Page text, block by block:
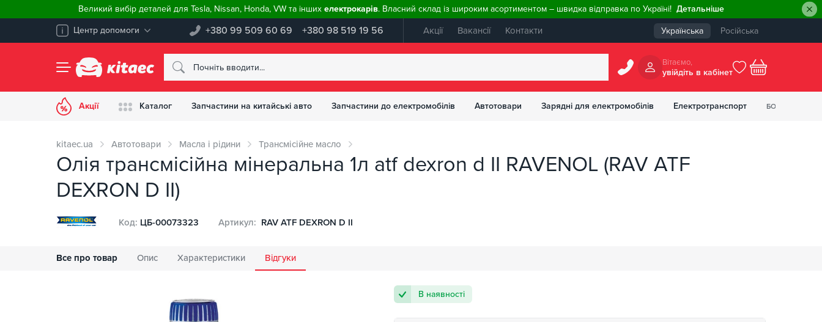
Великий вибір деталей для Tesla, Nissan, Honda, VW та інших електрокарів. Власний склад із широким асортиментом – швидка відправка по Україні! Детальніше
Центр допомоги +380 99 509 60 69 +380 98 519 19 56 Акції Вакансії Контакти Українська Російська
Вiтаємо,
увiйдiть в кабiнет
БОНУСІВ
Акції Каталог Запчастини на китайські авто Запчастини до електромобілів Автотовари Зарядні для електромобілів Електротранспорт
kitaec.ua Автотовари Масла і рідини Трансмісійне масло
Олія трансмісійна мінеральна 1л atf dexron d II RAVENOL (RAV ATF
DEXRON D II)
Все про товар Опис Характеристики Відгуки
Код: ЦБ-00073323 Артикул: RAV ATF DEXRON D II
В наявності